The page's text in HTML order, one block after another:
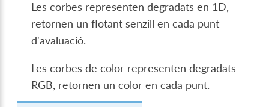
Les corbes representen degradats en 1D,
retornen un flotant senzill en cada punt
d'avaluació.
Les corbes de color representen degradats
RGB, retornen un color en cada punt.